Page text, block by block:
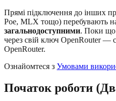
Прямі підключення до інших
Poe, MLX тощо) перебувають на
загальнодоступними. Поки що
через свій ключ OpenRouter —
OpenRouter.
Ознайомтеся з Умовами
Початок роботи